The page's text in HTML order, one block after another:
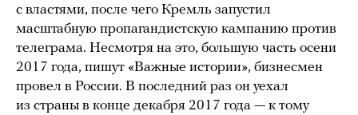
с властями, после чего Кремль запустил
масштабную пропагандистскую кампанию против
телеграма. Несмотря на это, большую часть осени
2017 года, пишут «Важные истории», бизнесмен
провел в России. В последний раз он уехал
из страны в конце декабря 2017 года — к тому